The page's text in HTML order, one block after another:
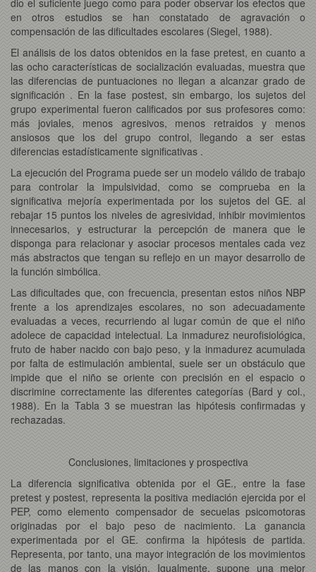
en otros estudios se han constatado de agravación o
compensación de las dificultades escolares (Siegel, 1988).
El análisis de los datos obtenidos en la fase pretest, en cuanto a
las ocho características de socialización evaluadas, muestra que
las diferencias de puntuaciones no llegan a alcanzar grado de
significación . En la fase postest, sin embargo, los sujetos del
grupo experimental fueron calificados por sus profesores como:
más joviales, menos agresivos, menos retraidos y menos
ansiosos que los del grupo control, llegando a ser estas
diferencias estadísticamente significativas .
La ejecución del Programa puede ser un modelo válido de trabajo
para controlar la impulsividad, como se comprueba en la
significativa mejoría experimentada por los sujetos del GE. al
rebajar 15 puntos los niveles de agresividad, inhibir movimientos
innecesarios, y estructurar la percepción de manera que le
disponga para relacionar y asociar procesos mentales cada vez
más abstractos que tengan su reflejo en un mayor desarrollo de
la función simbólica.
Las dificultades que, con frecuencia, presentan estos niños NBP
frente a los aprendizajes escolares, no son adecuadamente
evaluadas a veces, recurriendo al lugar común de que el niño
adolece de capacidad intelectual. La inmadurez neurofisiológica,
fruto de haber nacido con bajo peso, y la inmadurez acumulada
por falta de estimulación ambiental, suele ser un obstáculo que
impide que el niño se oriente con precisión en el espacio o
discrimine correctamente las diferentes categorías (Bard y col.,
1988). En la Tabla 3 se muestran las hipótesis confirmadas y
rechazadas.
Conclusiones, limitaciones y prospectiva
La diferencia significativa obtenida por el GE., entre la fase
pretest y postest, representa la positiva mediación ejercida por el
PEP, como elemento compensador de secuelas psicomotoras
originadas por el bajo peso de nacimiento. La ganancia
experimentada por el GE. confirma la hipótesis de partida.
Representa, por tanto, una mayor integración de los movimientos
de las manos con la visión. Igualmente, supone una mejor